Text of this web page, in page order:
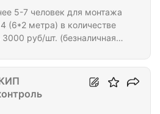
5-7 человек для монтажа
(6*2 метра) в количестве
руб/шт. (безналичная
монтажа дорожных
монтажа прилагается